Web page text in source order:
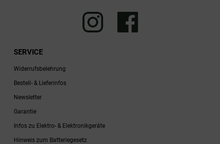
SERVICE
Widerrufsbelehrung
Bestell- & Lieferinfos
Newsletter
Garantie
Infos zu Elektro- & Elektronikgeräte
Hinweis zum Batteriegesetz